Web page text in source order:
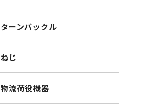
ターンバックル
ねじ
物流荷役機器